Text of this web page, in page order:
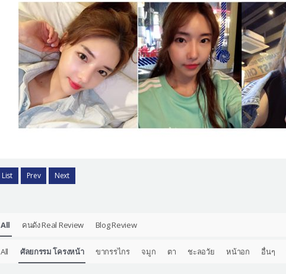
List Prev Next
All คนดัง Real Review Blog Review
All ศัลยกรรม โครงหน้า ขากรรไกร จมูก ตา ชะลอวัย หน้าอก อื่นๆ